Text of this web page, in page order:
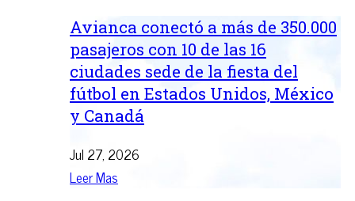
Avianca conectó a más de 350.000
pasajeros con 10 de las 16
ciudades sede de la fiesta del
fútbol en Estados Unidos, México
y Canadá
Jul 27, 2026
Leer Mas